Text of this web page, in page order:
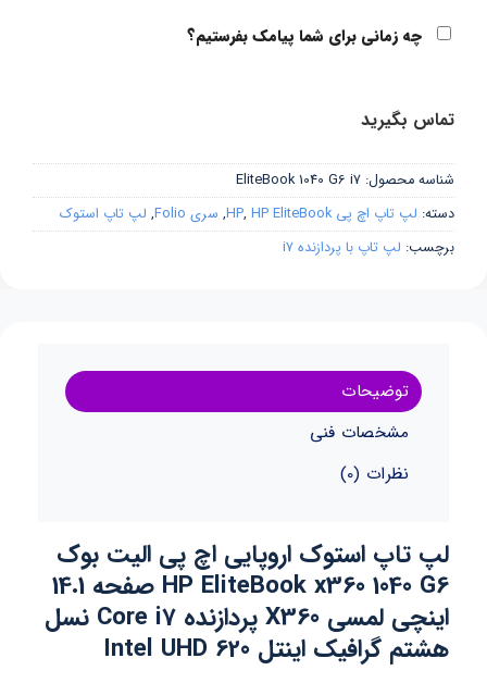
چه زمانی برای شما پیامک بفرستیم؟
تماس بگیرید
شناسه محصول: EliteBook 1040 G6 i7
دسته: لپ تاپ اچ پی HP , HP EliteBook
, سری Folio , لپ تاپ استوک
برچسب: لپ تاپ با پردازنده i7
توضیحات
مشخصات فنی
نظرات (0)
لپ تاپ استوک اروپایی اچ پی الیت بوک
HP EliteBook x360 1040 G6 صفحه 14.1
اینچی لمسی X360 پردازنده Core i7 نسل
هشتم گرافیک اینتل Intel UHD 620